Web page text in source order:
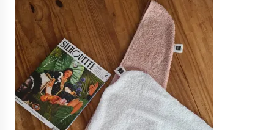
produit
a
plusieurs
variations.
Les
options
peuvent
être